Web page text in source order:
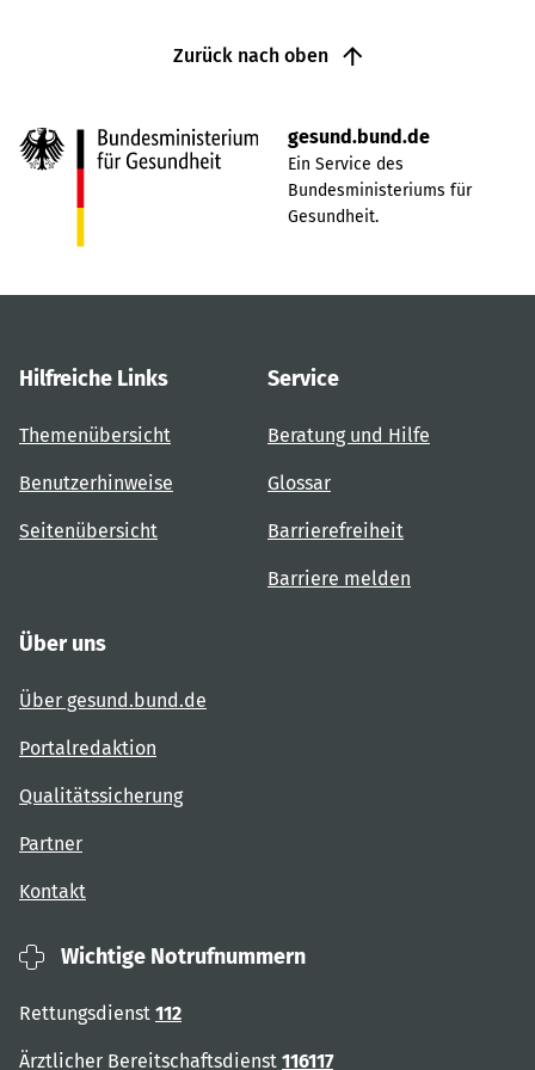
Zurück nach oben
gesund.bund.de
Ein Service des
Bundesministeriums für
Gesundheit.
Hilfreiche Links
Themenübersicht
Benutzerhinweise
Seitenübersicht
Service
Beratung und Hilfe
Glossar
Barrierefreiheit
Barriere melden
Über uns
Über gesund.bund.de
Portalredaktion
Qualitätssicherung
Partner
Kontakt
Wichtige Notrufnummern
Rettungsdienst 112
Ärztlicher Bereitschaftsdienst 116117